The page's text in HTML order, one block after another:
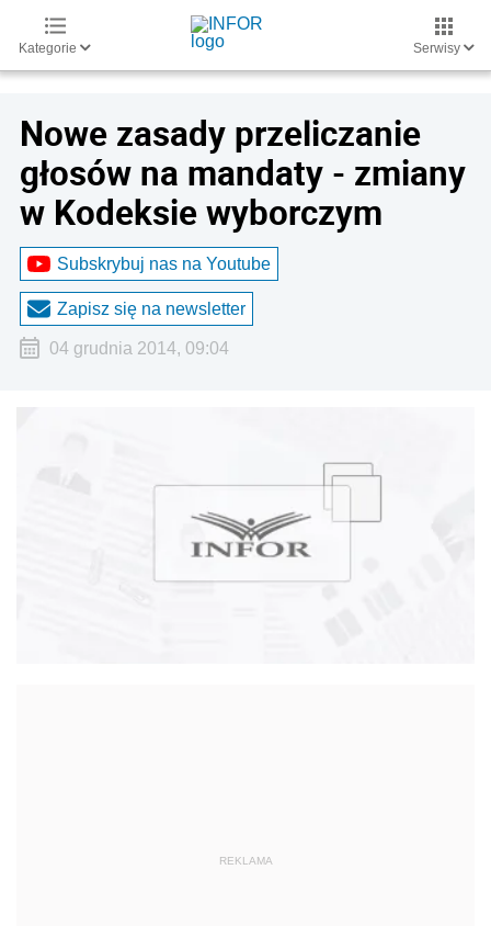
Kategorie Serwisy
Nowe zasady przeliczanie
głosów na mandaty - zmiany
w Kodeksie wyborczym
Subskrybuj nas na Youtube
Zapisz się na newsletter
04 grudnia 2014, 09:04